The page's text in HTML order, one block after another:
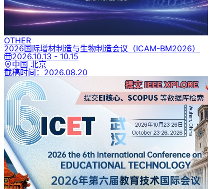
OTHER
2026国际增材制造与生物制造会议 （ICAM-BM2026）
2026.10.13 - 10.15
中国 北京
截稿时间： 2026.08.20